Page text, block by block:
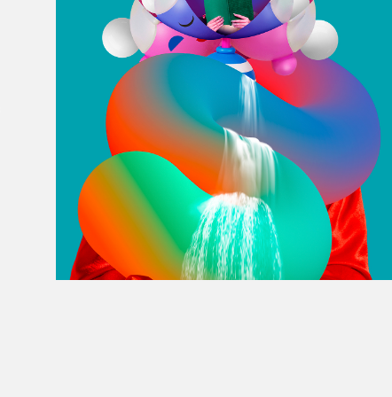
À propos du Salon
Liste des exposant·e·s
Liste des auteur·rice·s